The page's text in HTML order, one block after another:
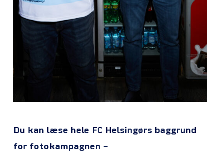
Du kan læse hele FC Helsingørs baggrund
for fotokampagnen –